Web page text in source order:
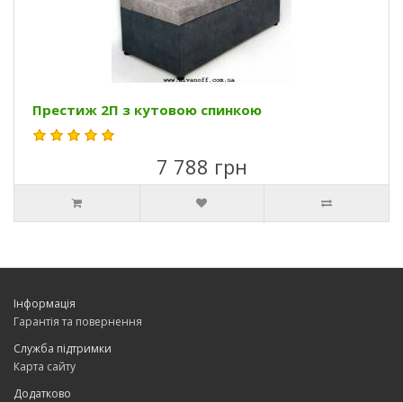
Престиж 2П з кутовою спинкою
7 788 грн
Інформація
Гарантія та повернення
Служба підтримки
Карта сайту
Додатково